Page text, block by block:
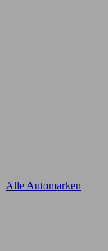
Alle Automarken